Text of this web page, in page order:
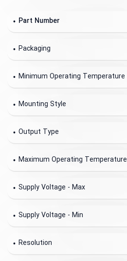
Part Number
Packaging
Minimum Operating Temperature
Mounting Style
Output Type
Maximum Operating Temperature
Supply Voltage - Max
Supply Voltage - Min
Resolution